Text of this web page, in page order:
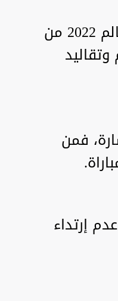
وسبق أن حذرت دولة قطر المنظمة لمنافسات كأس العالم 2022 من
فمن
إرتداء